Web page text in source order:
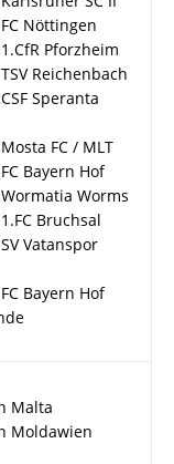
Nöttingen
Pforzheim
Reichenbach
Speranta
FC / MLT
Bayern Hof
Worms
Bruchsal
Vatanspor
Bayern Hof
Malta
Moldawien